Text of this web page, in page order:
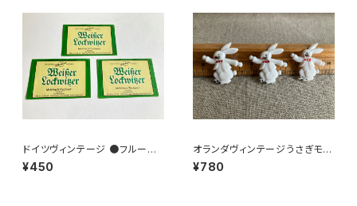
ドイツヴィンテージ ●フルーツ
ワインラベル3枚組●
¥450
オランダヴィンテージうさぎモチ
ーフプラパーツ30個セットNo3
7
¥780